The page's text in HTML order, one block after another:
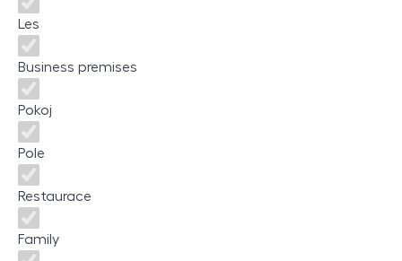
Les
Business premises
Pokoj
Pole
Restaurace
Family